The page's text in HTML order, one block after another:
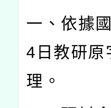
一、依據
4 日教研原
理。